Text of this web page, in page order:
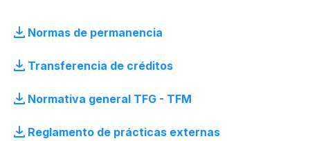
Normas de permanencia
Transferencia de créditos
Normativa general TFG - TFM
Reglamento de prácticas externas